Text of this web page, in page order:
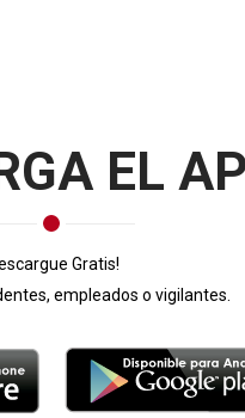
EL
Gratis!
empleados o vigilantes.